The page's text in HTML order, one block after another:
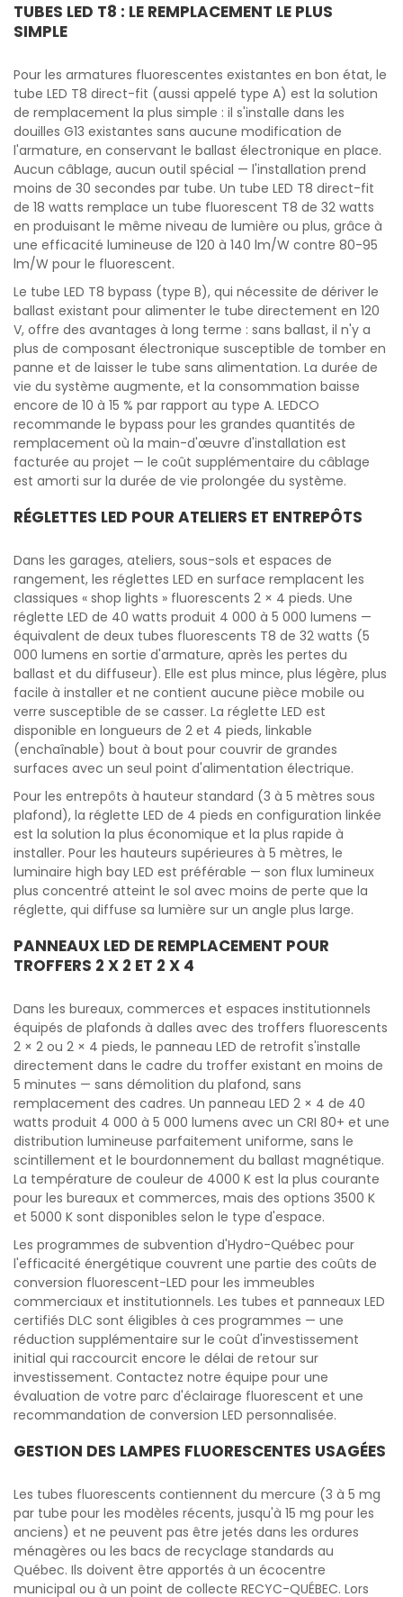
TUBES LED T8 : LE REMPLACEMENT LE PLUS
SIMPLE
Pour les armatures fluorescentes existantes en bon état, le
tube LED T8 direct-fit (aussi appelé type A) est la solution
de remplacement la plus simple : il s'installe dans les
douilles G13 existantes sans aucune modification de
l'armature, en conservant le ballast électronique en place.
Aucun câblage, aucun outil spécial — l'installation prend
moins de 30 secondes par tube. Un tube LED T8 direct-fit
de 18 watts remplace un tube fluorescent T8 de 32 watts
en produisant le même niveau de lumière ou plus, grâce à
une efficacité lumineuse de 120 à 140 lm/W contre 80-95
lm/W pour le fluorescent.
Le tube LED T8 bypass (type B), qui nécessite de dériver le
ballast existant pour alimenter le tube directement en 120
V, offre des avantages à long terme : sans ballast, il n'y a
plus de composant électronique susceptible de tomber en
panne et de laisser le tube sans alimentation. La durée de
vie du système augmente, et la consommation baisse
encore de 10 à 15 % par rapport au type A. LEDCO
recommande le bypass pour les grandes quantités de
remplacement où la main-d'œuvre d'installation est
facturée au projet — le coût supplémentaire du câblage
est amorti sur la durée de vie prolongée du système.
RÉGLETTES LED POUR ATELIERS ET ENTREPÔTS
Dans les garages, ateliers, sous-sols et espaces de
rangement, les réglettes LED en surface remplacent les
classiques « shop lights » fluorescents 2 × 4 pieds. Une
réglette LED de 40 watts produit 4 000 à 5 000 lumens —
équivalent de deux tubes fluorescents T8 de 32 watts (5
000 lumens en sortie d'armature, après les pertes du
ballast et du diffuseur). Elle est plus mince, plus légère, plus
facile à installer et ne contient aucune pièce mobile ou
verre susceptible de se casser. La réglette LED est
disponible en longueurs de 2 et 4 pieds, linkable
(enchaînable) bout à bout pour couvrir de grandes
surfaces avec un seul point d'alimentation électrique.
Pour les entrepôts à hauteur standard (3 à 5 mètres sous
plafond), la réglette LED de 4 pieds en configuration linkée
est la solution la plus économique et la plus rapide à
installer. Pour les hauteurs supérieures à 5 mètres, le
luminaire high bay LED est préférable — son flux lumineux
plus concentré atteint le sol avec moins de perte que la
réglette, qui diffuse sa lumière sur un angle plus large.
PANNEAUX LED DE REMPLACEMENT POUR
TROFFERS 2 X 2 ET 2 X 4
Dans les bureaux, commerces et espaces institutionnels
équipés de plafonds à dalles avec des troffers fluorescents
2 × 2 ou 2 × 4 pieds, le panneau LED de retrofit s'installe
directement dans le cadre du troffer existant en moins de
5 minutes — sans démolition du plafond, sans
remplacement des cadres. Un panneau LED 2 × 4 de 40
watts produit 4 000 à 5 000 lumens avec un CRI 80+ et une
distribution lumineuse parfaitement uniforme, sans le
scintillement et le bourdonnement du ballast magnétique.
La température de couleur de 4000 K est la plus courante
pour les bureaux et commerces, mais des options 3500 K
et 5000 K sont disponibles selon le type d'espace.
Les programmes de subvention d'Hydro-Québec pour
l'efficacité énergétique couvrent une partie des coûts de
conversion fluorescent-LED pour les immeubles
commerciaux et institutionnels. Les tubes et panneaux LED
certifiés DLC sont éligibles à ces programmes — une
réduction supplémentaire sur le coût d'investissement
initial qui raccourcit encore le délai de retour sur
investissement. Contactez notre équipe pour une
évaluation de votre parc d'éclairage fluorescent et une
recommandation de conversion LED personnalisée.
GESTION DES LAMPES FLUORESCENTES USAGÉES
Les tubes fluorescents contiennent du mercure (3 à 5 mg
par tube pour les modèles récents, jusqu'à 15 mg pour les
anciens) et ne peuvent pas être jetés dans les ordures
ménagères ou les bacs de recyclage standards au
Québec. Ils doivent être apportés à un écocentre
municipal ou à un point de collecte RECYC-QUÉBEC. Lors